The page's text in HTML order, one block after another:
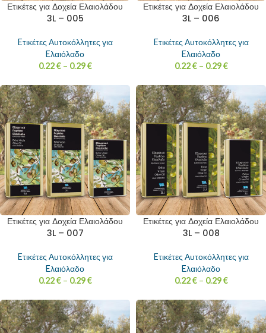
Ετικέτες για Δοχεία Ελαιολάδου
3L – 005
Eτικέτες Αυτοκόλλητες για
Eλαιόλαδο
0.22€ – 0.29€
Ετικέτες για Δοχεία Ελαιολάδου
3L – 006
Eτικέτες Αυτοκόλλητες για
Eλαιόλαδο
0.22€ – 0.29€
Ετικέτες για Δοχεία Ελαιολάδου
3L – 007
Eτικέτες Αυτοκόλλητες για
Eλαιόλαδο
0.22€ – 0.29€
Ετικέτες για Δοχεία Ελαιολάδου
3L – 008
Eτικέτες Αυτοκόλλητες για
Eλαιόλαδο
0.22€ – 0.29€